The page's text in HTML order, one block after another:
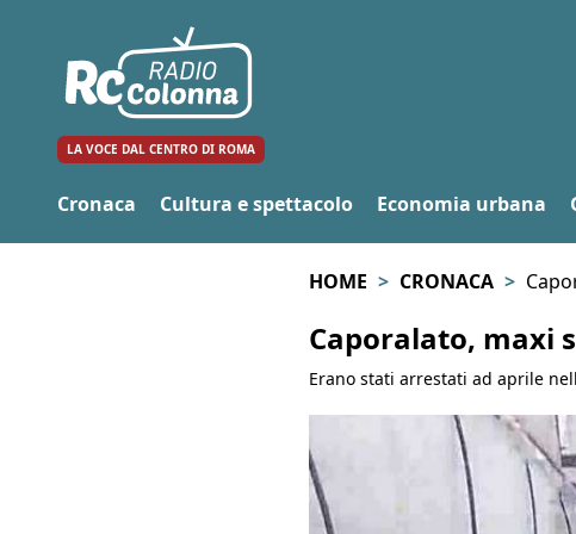
LA VOCE DAL CENTRO DI ROMA
Cronaca Cultura e spettacolo Economia urbana
HOME CRONACA
Caporalato, maxi
Erano stati arrestati ad aprile